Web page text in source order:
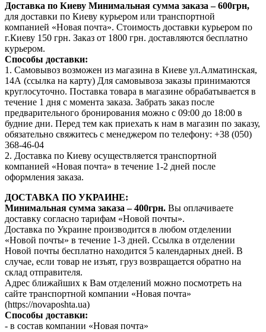
Доставка по Киеву Минимальная сумма заказа – 600грн,
для доставки по Киеву курьером или транспортной
компанией «Новая почта». Стоимость доставки курьером по
г.Киеву 150 грн. Заказ от 1800 грн. доставляются бесплатно
курьером.
Способы доставки:
1. Самовывоз возможен из магазина в Киеве ул.Алматинская,
14А (ссылка на карту) Для самовывоза заказы принимаются
круглосуточно. Поставка товара в магазине обрабатывается в
течение 1 дня с момента заказа. Забрать заказ после
предварительного бронирования можно с 09:00 до 18:00 в
будние дни. Перед тем как приехать к нам в магазин по заказу,
обязательно свяжитесь с менеджером по телефону: +38 (050)
368-46-04
2. Доставка по Киеву осуществляется транспортной
компанией «Новая почта» в течение 1-2 дней после
оформления заказа.
ДОСТАВКА ПО УКРАИНЕ:
Минимальная сумма заказа – 400грн. Вы оплачиваете
доставку согласно тарифам «Новой почты».
Доставка по Украине производится в любом отделении
«Новой почты» в течение 1-3 дней. Ссылка в отделении
Новой почты бесплатно находится 5 календарных дней. В
случае, если товар не изъят, груз возвращается обратно на
склад отправителя.
Адрес ближайших к Вам отделений можно посмотреть на
сайте транспортной компании «Новая почта»
(https://novaposhta.ua)
Способы доставки:
- в состав компании «Новая почта»